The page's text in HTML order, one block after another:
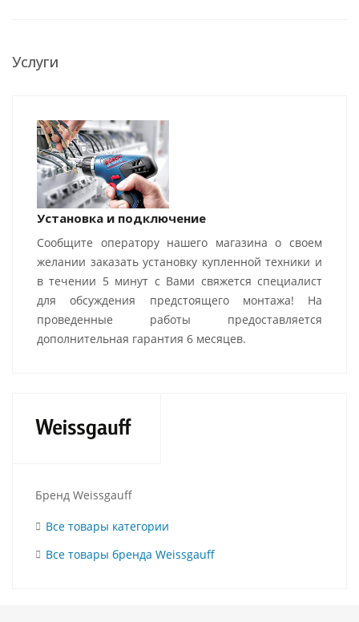
Услуги
Установка и подключение
Сообщите оператору нашего магазина о своем
желании заказать установку купленной техники и
в течении 5 минут с Вами свяжется специалист
для обсуждения предстоящего монтажа! На
проведенные работы предоставляется
дополнительная гарантия 6 месяцев.
Бренд Weissgauff
Все товары категории
Все товары бренда Weissgauff